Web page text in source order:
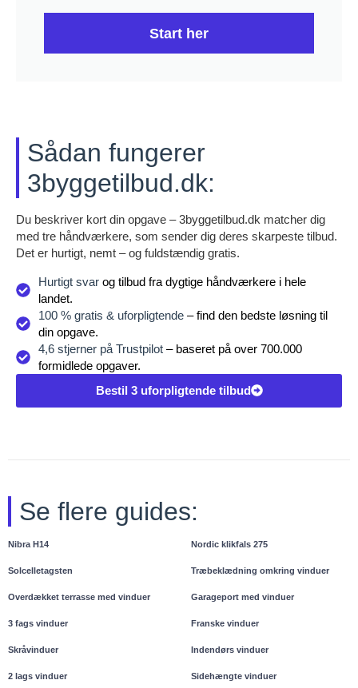
Start her
Sådan fungerer
3byggetilbud.dk:
Du beskriver kort din opgave – 3byggetilbud.dk matcher dig
med tre håndværkere, som sender dig deres skarpeste tilbud.
Det er hurtigt, nemt – og fuldstændig gratis.
Hurtigt svarog tilbud fra dygtige håndværkere i hele
landet.
100 % gratis & uforpligtende– find den bedste løsning til
din opgave.
4,6 stjerner på Trustpilot– baseret på over 700.000
formidlede opgaver.
Bestil 3 uforpligtende tilbud
Se flere guides:
Nibra H14 Nordic klikfals 275
Solcelletagsten Træbeklædning omkring vinduer
Overdækket terrasse med vinduer Garageport med vinduer
3 fags vinduer Franske vinduer
Skråvinduer Indendørs vinduer
2 lags vinduer Sidehængte vinduer